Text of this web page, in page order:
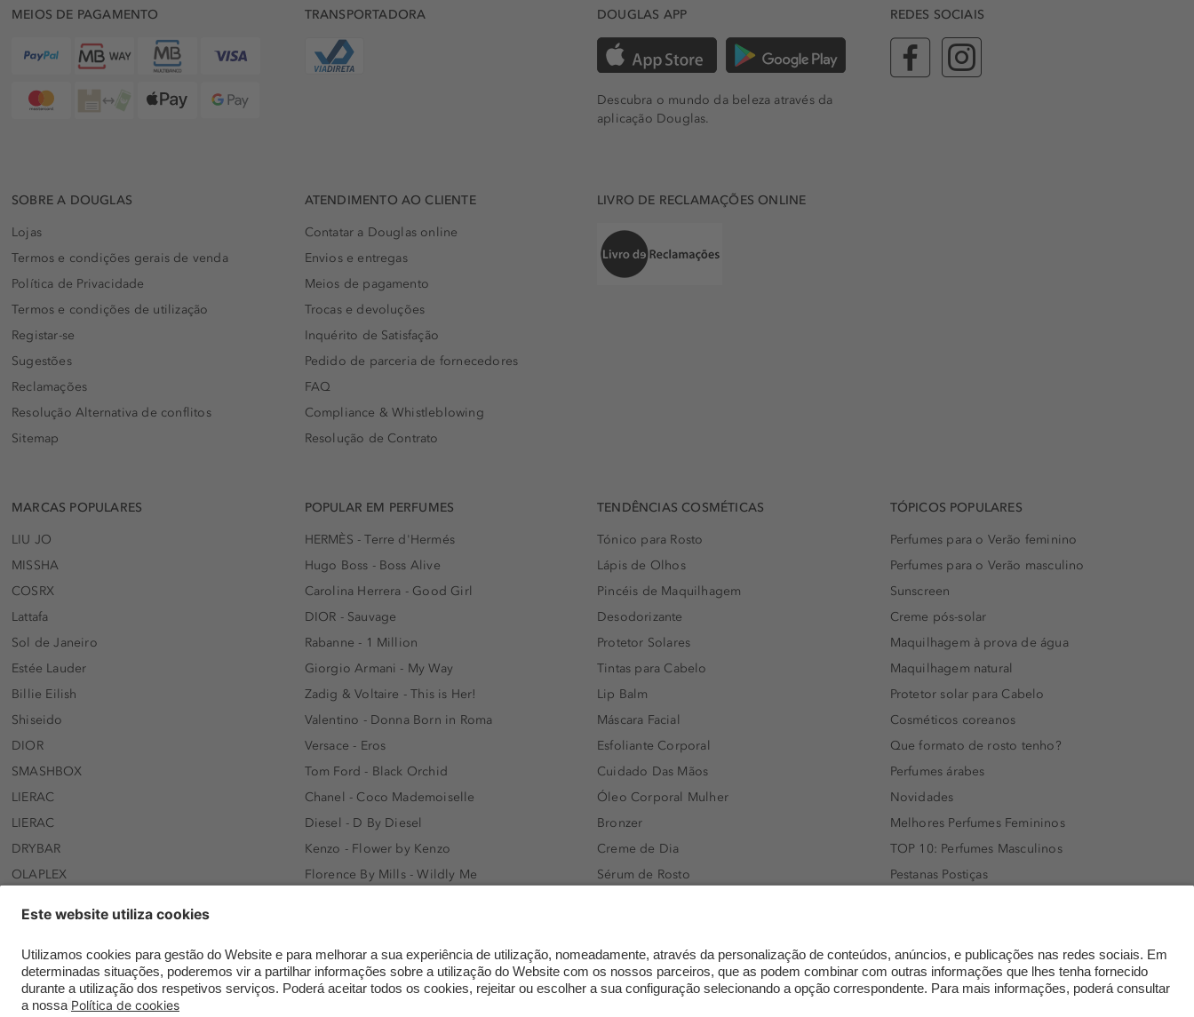
MEIOS DE PAGAMENTO TRANSPORTADORA DOUGLAS APP
Descubra o mundo da beleza através da
aplicação Douglas.
REDES SOCIAIS
SOBRE A DOUGLAS
Lojas
Termos e condições gerais de venda
Política de Privacidade
Termos e condições de utilização
Registar-se
Sugestões
Reclamações
Resolução Alternativa de conflitos
Sitemap
ATENDIMENTO AO CLIENTE
Contatar a Douglas online
Envios e entregas
Meios de pagamento
Trocas e devoluções
Inquérito de Satisfação
Pedido de parceria de fornecedores
FAQ
Compliance & Whistleblowing
Resolução de Contrato
LIVRO DE RECLAMAÇÕES ONLINE
MARCAS POPULARES
LIU JO
MISSHA
COSRX
Lattafa
Sol de Janeiro
Estée Lauder
Billie Eilish
Shiseido
DIOR
SMASHBOX
LIERAC
LIERAC
DRYBAR
OLAPLEX
ARMAF
Beauty of Joseon
NANOLASH
POPULAR EM PERFUMES
HERMÈS - Terre d'Hermés
Hugo Boss - Boss Alive
Carolina Herrera - Good Girl
DIOR - Sauvage
Rabanne - 1 Million
Giorgio Armani - My Way
Zadig & Voltaire - This is Her!
Valentino - Donna Born in Roma
Versace - Eros
Tom Ford - Black Orchid
Chanel - Coco Mademoiselle
Diesel - D By Diesel
Kenzo - Flower by Kenzo
Florence By Mills - Wildly Me
Davidoff - Cool Water Men
KHLOÉ KARDASHIAN - Xo Khloè
TENDÊNCIAS COSMÉTICAS
Tónico para Rosto
Lápis de Olhos
Pincéis de Maquilhagem
Desodorizante
Protetor Solares
Tintas para Cabelo
Lip Balm
Máscara Facial
Esfoliante Corporal
Cuidado Das Mãos
Óleo Corporal Mulher
Bronzer
Creme de Dia
Sérum de Rosto
Espuma de Limpeza Facial
Dermocosmética
TÓPICOS POPULARES
Perfumes para o Verão feminino
Perfumes para o Verão masculino
Sunscreen
Creme pós-solar
Maquilhagem à prova de água
Maquilhagem natural
Protetor solar para Cabelo
Cosméticos coreanos
Que formato de rosto tenho?
Perfumes árabes
Novidades
Melhores Perfumes Femininos
TOP 10: Perfumes Masculinos
Pestanas Postiças
Rímel colorido
Embalagens Sustentáveis